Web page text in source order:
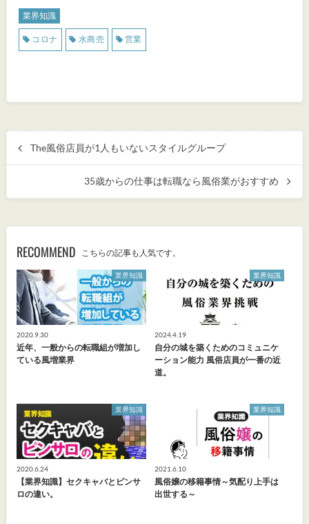
業界知識
コロナ 水商売 営業
The風俗店員が1人もいないスタイルグループ
35歳からの仕事は転職なら風俗業がおすすめ
RECOMMEND こちらの記事も人気です。
業界知識
2020.9.30
近年、一般からの転職組が増加し
ている風増業界
業界知識
2024.4.19
自分の城を築くためのコミュニケ
ーション能力 風俗店員が一番の近
道。
業界知識
2020.6.24
【業界知識】セクキャバとピンサ
ロの違い。
業界知識
2021.6.10
風俗嬢の移籍事情～気配り上手は
出世する～